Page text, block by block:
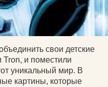
свои детские
и поместили
уникальный мир. В
картины, которые